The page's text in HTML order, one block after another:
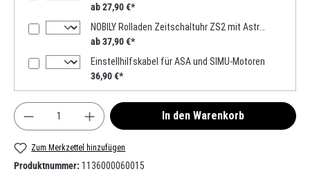
ab 27,90 €*
ab 37,90 €*
Einstellhilfskabel für ASA und SIMU-Motoren
36,90 €*
Produkt Anzahl: Gib den gewünschten Wert ein
In den Warenkorb
Zum Merkzettel hinzufügen
Produktnummer: 1136000060015